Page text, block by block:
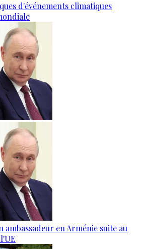
d'événements climatiques
ambassadeur en Arménie suite au